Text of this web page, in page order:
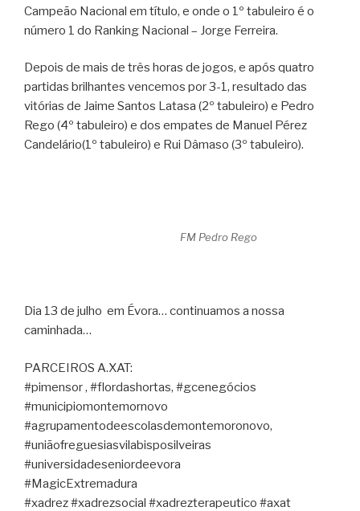
Campeão Nacional em título, e onde o 1º tabuleiro é o
número 1 do Ranking Nacional – Jorge Ferreira.
Depois de mais de três horas de jogos, e após quatro
partidas brilhantes vencemos por 3-1, resultado das
vitórias de Jaime Santos Latasa (2º tabuleiro) e Pedro
Rego (4º tabuleiro) e dos empates de Manuel Pérez
Candelário(1º tabuleiro) e Rui Dâmaso (3º tabuleiro).
FM Pedro Rego
Dia 13 de julho em Évora… continuamos a nossa
caminhada…
PARCEIROS A.XAT:
#pimensor , #flordashortas, #gcenegócios
#municipiomontemornovo
#agrupamentodeescolasdemontemoronovo,
#uniãofreguesiasvilabisposilveiras
#universidadeseniordeevora
#MagicExtremadura
#xadrez #xadrezsocial #xadrezterapeutico #axat